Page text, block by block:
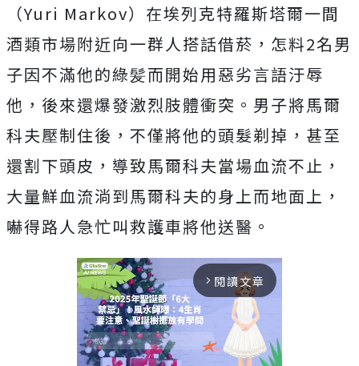
（Yuri Markov）在埃列克特羅斯塔爾一間
酒類市場附近向一群人搭話借菸，怎料2名男
子因不滿他的綠髪而開始用惡劣言語汙辱
他，後來還爆發激烈肢體衝突。男子將馬爾
科夫壓制住後，不僅將他的頭髮剃掉，甚至
還割下頭皮，導致馬爾科夫當場血流不止，
大量鮮血流淌到馬爾科夫的身上而地面上，
嚇得路人急忙叫救護車將他送醫。
arrow_forward_ios 閱讀文章